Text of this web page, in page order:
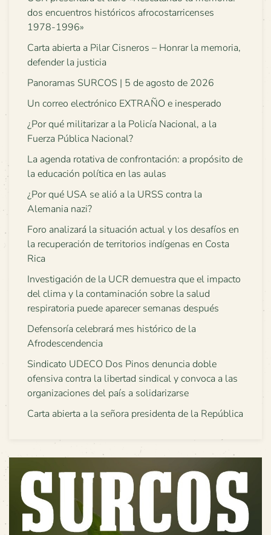
dos encuentros históricos afrocostarricenses
1978-1996»
Carta abierta a Pilar Cisneros – Honrar la memoria,
defender la justicia
Panoramas SURCOS | 5 de agosto de 2026
Un correo electrónico EXTRAÑO e inesperado
¿Por qué militarizar a la Policía Nacional, a la
Fuerza Pública Nacional?
La agenda rotativa de confrontación: a propósito de
la educación política en las aulas
¿Por qué USA se alió a la URSS contra la
Alemania nazi?
Foro analizará la situación actual y los desafíos en
la recuperación de territorios indígenas en Costa
Rica
Investigación de la UCR demuestra que el impacto
del clima y la contaminación sobre la salud
respiratoria puede aparecer semanas después
Defensoría celebrará mes histórico de la
Afrodescendencia
Sindicato UDECO Dos Pinos denuncia doble
ofensiva contra la libertad sindical y convoca a las
organizaciones del país a solidarizarse
Carta abierta a la señora presidenta de la República